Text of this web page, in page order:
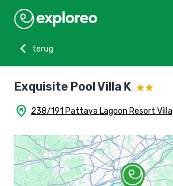
chevron_left
terug
Exquisite Pool Villa K
home_pin 238/191 Pattaya Lagoon Resort